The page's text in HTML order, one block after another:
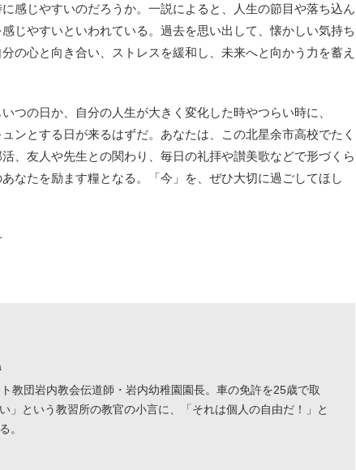
感じやすいのだろうか。一説によると、人生の節目や落ち込ん
じやすいといわれている。過去を思い出して、懐かしい気持ち
の心と向き合い、ストレスを緩和し、未来へと向かう力を蓄え
つの日か、自分の人生が大きく変化した時やつらい時に、
ンとする日が来るはずだ。あなたは、この北星余市高校でたく
、友人や先生との関わり、毎日の礼拝や讃美歌などで形づくら
なたを励ます糧となる。「今」を、ぜひ大切に過ごしてほし
教団岩内教会伝道師・岩内幼稚園園長。車の免許を25歳で取
」という教習所の教官の小言に、「それは個人の自由だ！」と
。